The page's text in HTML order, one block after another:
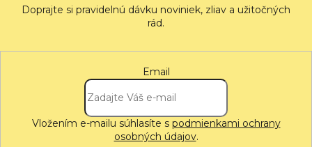
Email
Vložením e-mailu súhlasíte s podmienkami ochrany
osobných údajov.